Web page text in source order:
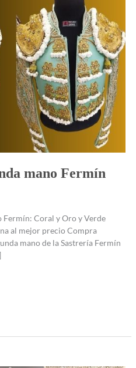
mano Fermín
Fermín: Coral y Oro y Verde
al mejor precio Compra
mano de la Sastrería Fermín